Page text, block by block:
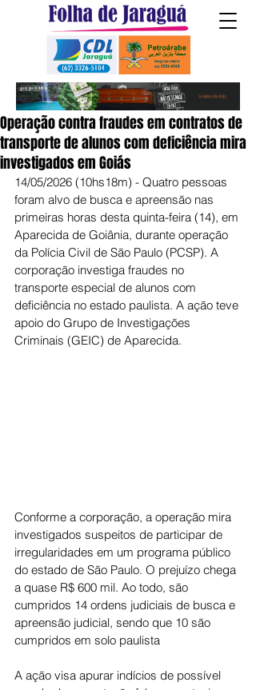
Operação contra fraudes em contratos de
transporte de alunos com deficiência mira
investigados em Goiás
14/05/2026 (10hs18m) - Quatro pessoas
foram alvo de busca e apreensão nas
primeiras horas desta quinta-feira (14), em
Aparecida de Goiânia, durante operação
da Polícia Civil de São Paulo (PCSP). A
corporação investiga fraudes no
transporte especial de alunos com
deficiência no estado paulista. A ação teve
apoio do Grupo de Investigações
Criminais (GEIC) de Aparecida.
Conforme a corporação, a operação mira
investigados suspeitos de participar de
irregularidades em um programa público
do estado de São Paulo. O prejuízo chega
a quase R$ 600 mil. Ao todo, são
cumpridos 14 ordens judiciais de busca e
apreensão judicial, sendo que 10 são
cumpridos em solo paulista
A ação visa apurar indícios de possível